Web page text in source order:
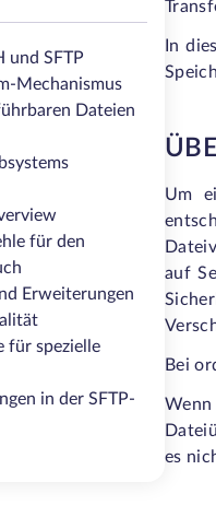
und SFTP
Mechanismus
Dateien
für den
Erweiterungen
für spezielle
in der SFTP-
In
Um
auf
Bei
es